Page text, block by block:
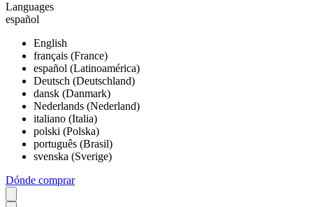
Languages
español
English
français (France)
español (Latinoamérica)
Deutsch (Deutschland)
dansk (Danmark)
Nederlands (Nederland)
italiano (Italia)
polski (Polska)
português (Brasil)
svenska (Sverige)
Dónde comprar